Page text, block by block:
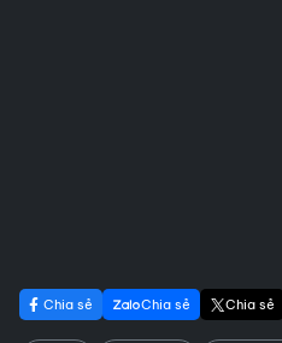
Chia sẻ Chia sẻ Chia sẻ